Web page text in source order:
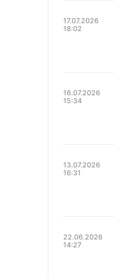
17.07.2026
18:02
16.07.2026
15:34
13.07.2026
16:31
22.06.2026
14:27